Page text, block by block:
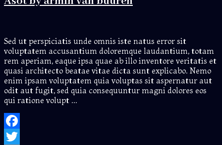
Sed ut perspiciatis unde omnis iste natus error sit
voluptatem accusantium doloremque laudantium, totam
rem aperiam, eaque ipsa quae ab illo inventore veritatis et
quasi architecto beatae vitae dicta sunt explicabo. Nemo
enim ipsam voluptatem quia voluptas sit aspernatur aut
odit aut fugit, sed quia consequuntur magni dolores eos
qui ratione volupt ...
Facebook